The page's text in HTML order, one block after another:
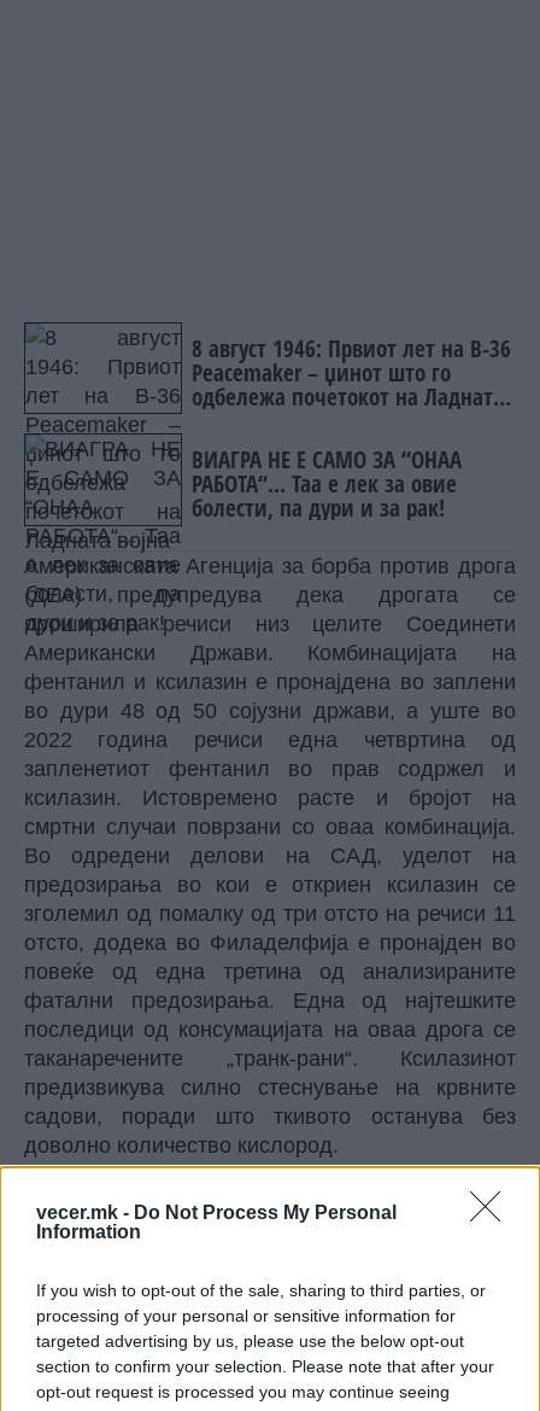
vecer.mk - Do Not Process My Personal
Information
If you wish to opt-out of the sale, sharing to third parties, or
processing of your personal or sensitive information for
targeted advertising by us, please use the below opt-out
section to confirm your selection. Please note that after your
opt-out request is processed you may continue seeing
8 август 1946: Првиот лет на B-36
Peacemaker – џинот што го
одбележа почетокот на Ладната
ВИАГРА НЕ Е САМО ЗА “ОНАА
РАБОТА“... Таа е лек за овие
болести, па дури и за рак!
Американската Агенција за борба против дрога
(ДЕА) предупредува дека дрогата се
проширила речиси низ целите Соединети
Американски Држави. Комбинацијата на
фентанил и ксилазин е пронајдена во заплени
во дури 48 од 50 сојузни држави, а уште во
2022 година речиси една четвртина од
запленетиот фентанил во прав содржел и
ксилазин. Истовремено расте и бројот на
смртни случаи поврзани со оваа комбинација.
Во одредени делови на САД, уделот на
предозирања во кои е откриен ксилазин се
зголемил од помалку од три отсто на речиси 11
отсто, додека во Филаделфија е пронајден во
повеќе од една третина од анализираните
фатални предозирања. Една од најтешките
последици од консумацијата на оваа дрога се
таканаречените „транк-рани“. Ксилазинот
предизвикува силно стеснување на крвните
садови, поради што ткивото останува без
доволно количество кислород.
Последица на тоа се болни чиреви, изумирање
на ткивото и развој на некроза, при што раните
можат да се прошират до таа мера што доаѓа
Особено загрижува фактот што таквите рани не
се појавуваат исклучиво на местото на убодот.
Можат да настанат и на други делови од
телото, дури и кај лица кои не ја инјектираат
дрогата, туку ја пушат или ја шмркаат.